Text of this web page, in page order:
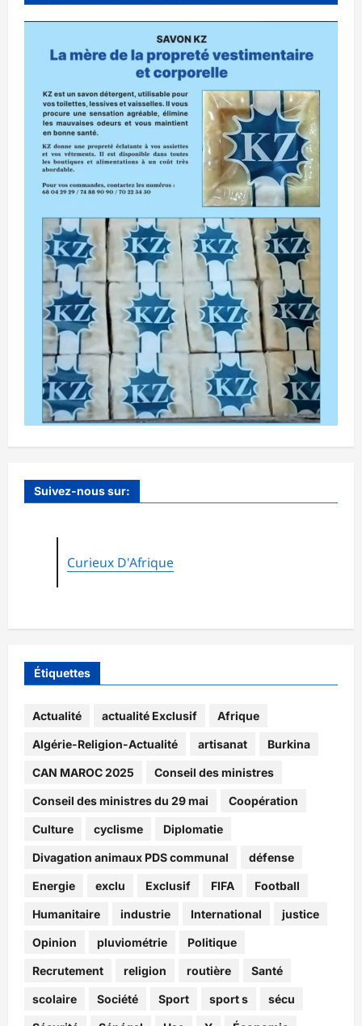
Suivez-nous sur:
Curieux D'Afrique
Étiquettes
Actualité actualité Exclusif Afrique
Algérie-Religion-Actualité artisanat Burkina
CAN MAROC 2025 Conseil des ministres
Conseil des ministres du 29 mai Coopération
Culture cyclisme Diplomatie
Divagation animaux PDS communal défense
Energie exclu Exclusif FIFA Football
Humanitaire industrie International justice
Opinion pluviométrie Politique
Recrutement religion routière Santé
scolaire Société Sport sport s sécu